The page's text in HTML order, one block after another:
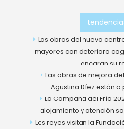
Las obras del nuevo
mayores con deterioro
encaran su
Las obras de mejora
Agustina Díez están
La Campaña del Frío
alojamiento y atención
Los reyes visitan la